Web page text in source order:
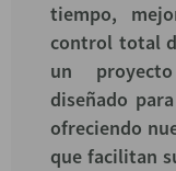
tiempo,
control total
un
diseñado
ofreciendo
que facilitan